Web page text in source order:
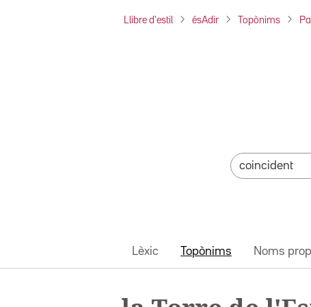
Llibre d'estil ésAdir Topònims
Lèxic Topònims Noms